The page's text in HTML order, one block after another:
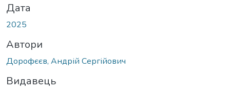
Дата
2025
Автори
Дорофєєв, Андрій Сергійович
Видавець